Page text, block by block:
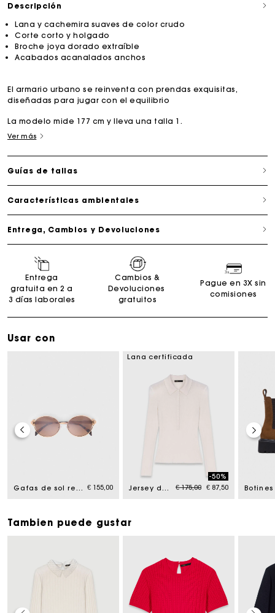
Descripción
Lana y cachemira suaves de color crudo
Corte corto y holgado
Broche joya dorado extraíble
Acabados acanalados anchos
El armario urbano se reinventa con prendas exquisitas,
diseñadas para jugar con el equilibrio
La modelo mide 177 cm y lleva una talla 1.
Ver más
Guías de tallas
Características ambientales
Entrega, Cambios y Devoluciones
Entrega
gratuita en 2 a
3 días laborales
Cambios &
Devoluciones
gratuitos
Pague en 3X sin
comisiones
Usar con
Gafas de sol redondas € 155,00
Lana certificada
Jersey de canalé con cuello de polo Price reduced from
€ 175,00to
-50%
€ 87,50
Tambien puede gustar